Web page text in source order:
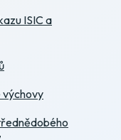
ISIC a
výchovy